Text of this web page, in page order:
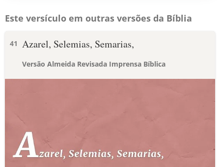
Este versículo em outras versões da Bíblia
41 Azarel, Selemias, Semarias,
Versão Almeida Revisada Imprensa Bíblica